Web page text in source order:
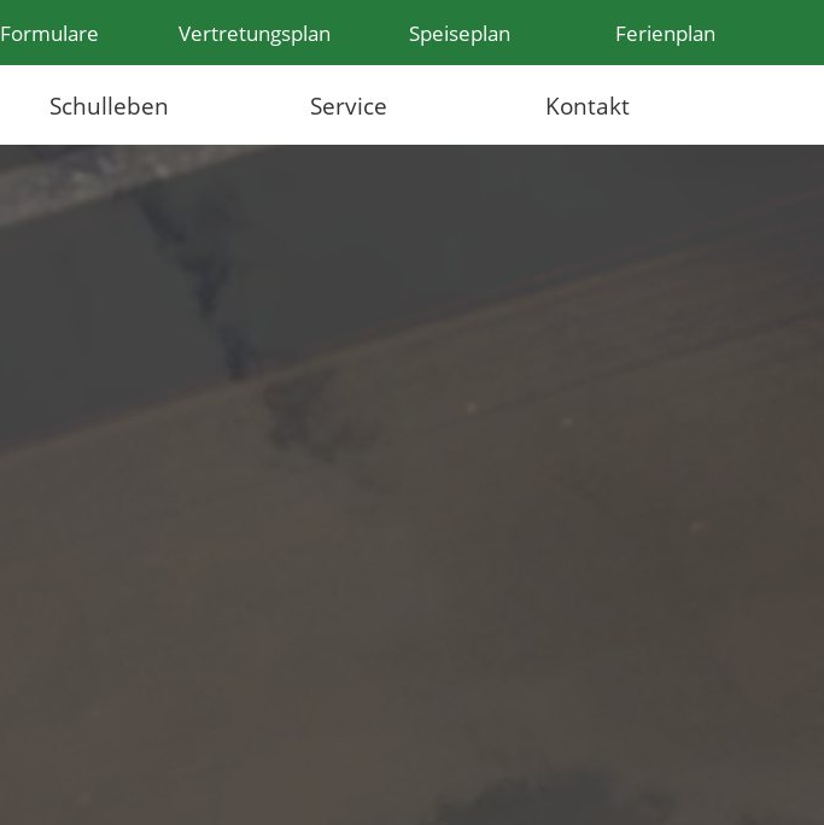
Formulare Vertretungsplan Speiseplan Ferienplan
Schulleben Service Kontakt